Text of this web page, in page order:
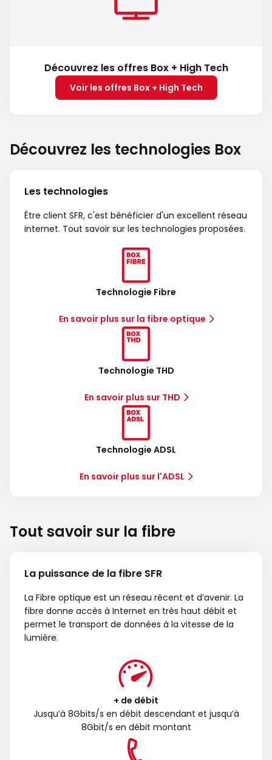
Découvrez les offres Box + High Tech
Voir les offres Box + High Tech
Découvrez les technologies Box
Les technologies
Être client SFR, c'est bénéficier d'un excellent réseau
internet. Tout savoir sur les technologies proposées.
Technologie Fibre
En savoir plus sur la fibre optique
Technologie THD
En savoir plus sur THD
Technologie ADSL
En savoir plus sur l'ADSL
Tout savoir sur la fibre
La puissance de la fibre SFR
La Fibre optique est un réseau récent et d’avenir. La
fibre donne accès à Internet en très haut débit et
permet le transport de données à la vitesse de la
lumière.
+ de débit
Jusqu’à 8Gbits/s en débit descendant et jusqu’à
8Gbit/s en débit montant